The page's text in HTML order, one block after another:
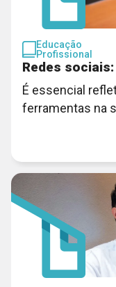
Educação
Profissional
Redes
É essencial
ferramentas na